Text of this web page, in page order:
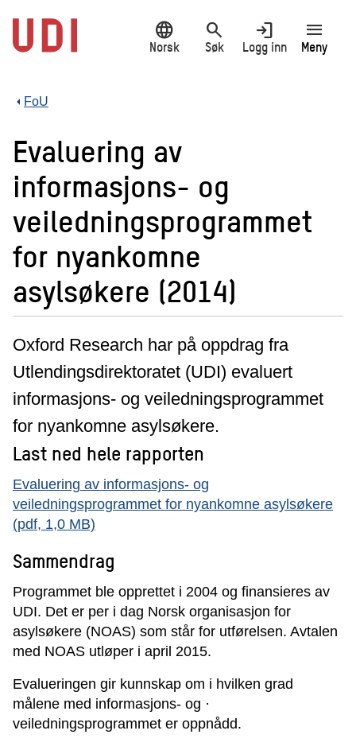
hovedinnhold
language
Norsk
search
Søk
login
Logg inn
menu
Meny
FoU
Evaluering av
informasjons- og
veiledningsprogrammet
for nyankomne
asylsøkere (2014)
Oxford Research har på oppdrag fra
Utlendingsdirektoratet (UDI) evaluert
informasjons- og veiledningsprogrammet
for nyankomne asylsøkere.
Last ned hele rapporten
Evaluering av informasjons- og
veiledningsprogrammet for nyankomne asylsøkere
(pdf, 1,0 MB)
Sammendrag
Programmet ble opprettet i 2004 og finansieres av
UDI. Det er per i dag Norsk organisasjon for
asylsøkere (NOAS) som står for utførelsen. Avtalen
med NOAS utløper i april 2015.
Evalueringen gir kunnskap om i hvilken grad
målene med informasjons- og ·
veiledningsprogrammet er oppnådd.